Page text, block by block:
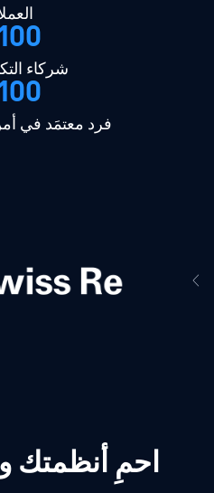
100+
شركاء
100+
فرد معتمَد في
احمِ أنظمتك